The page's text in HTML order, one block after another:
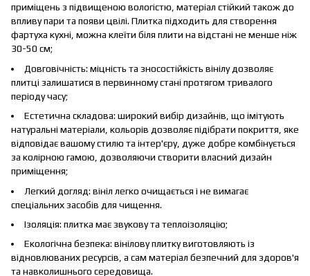
приміщень з підвищеною вологістю, матеріал стійкий також до
впливу пари та появи цвілі. Плитка підходить для створення
фартуха кухні, можна клеїти біля плити на відстані не менше ніж
30-50 см;
Довговічність: міцність та зносостійкість вінілу дозволяє
плитці залишатися в первинному стані протягом тривалого
періоду часу;
Естетична складова: широкий вибір дизайнів, що імітують
натуральні матеріали, кольорів дозволяє підібрати покриття, яке
відповідає вашому стилю та інтер'єру, дуже добре комбінується
за колірною гамою, дозволяючи створити власний дизайн
приміщення;
Легкий догляд: вініл легко очищається і не вимагає
спеціальних засобів для чищення.
Ізоляція: плитка має звукову та теплоізоляцію;
Екологічна безпека: вінілову плитку виготовляють із
відновлюваних ресурсів, а сам матеріал безпечний для здоров'я
та навколишнього середовища.